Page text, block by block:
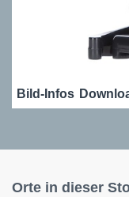
Bild-Infos
Orte in dieser